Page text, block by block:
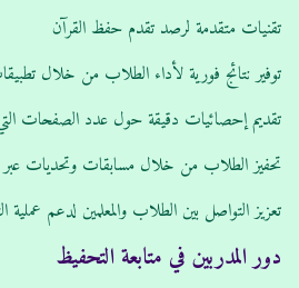
تقنيات متقدمة لرصد تقدم حفظ القرآن
توفير نتائج فورية لأداء الطلاب من خلال
تقديم إحصائيات دقيقة حول عدد الصفحات
تحفيز الطلاب من خلال مسابقات وتحديات عبر
تعزيز التواصل بين الطلاب والمعلمين لدعم
دور المدربين في متابعة التحفيظ